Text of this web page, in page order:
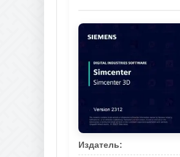
Издатель: